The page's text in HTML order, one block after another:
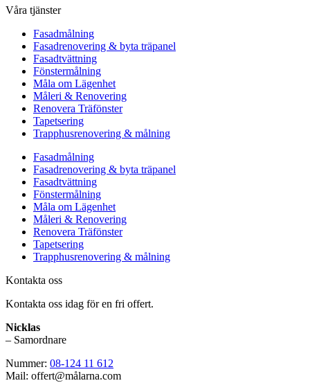
Våra tjänster
Fasadmålning
Fasadrenovering & byta träpanel
Fasadtvättning
Fönstermålning
Måla om Lägenhet
Måleri & Renovering
Renovera Träfönster
Tapetsering
Trapphusrenovering & målning
Fasadmålning
Fasadrenovering & byta träpanel
Fasadtvättning
Fönstermålning
Måla om Lägenhet
Måleri & Renovering
Renovera Träfönster
Tapetsering
Trapphusrenovering & målning
Kontakta oss
Kontakta oss idag för en fri offert.
Nicklas
– Samordnare
Nummer: 08-124 11 612
Mail: offert@målarna.com